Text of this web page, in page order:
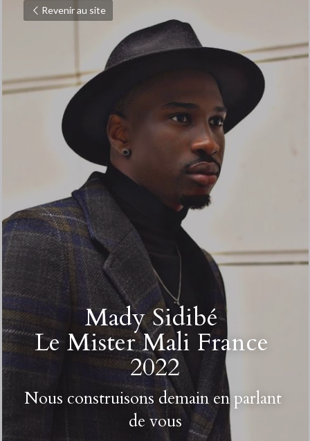
Revenir au site
Mady Sidibé
Le Mister Mali France
2022
Nous construisons demain en parlant
de vous